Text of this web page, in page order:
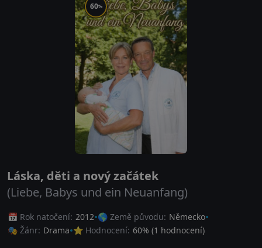
60%
Láska, děti a nový začátek
(Liebe, Babys und ein Neuanfang)
📅 Rok natočení: 2012 🌎 Země původu: Německo
🎭 Žánr: Drama ⭐ Hodnocení: 60% (1 hodnocení)